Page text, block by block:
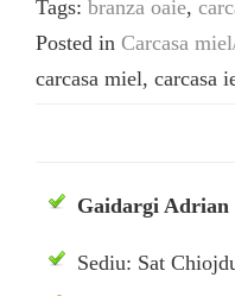
Tags: branza oaie,
Posted in Carcasa
carcasa miel, carcasa
Gaidargi Adrian
Sediu: Sat